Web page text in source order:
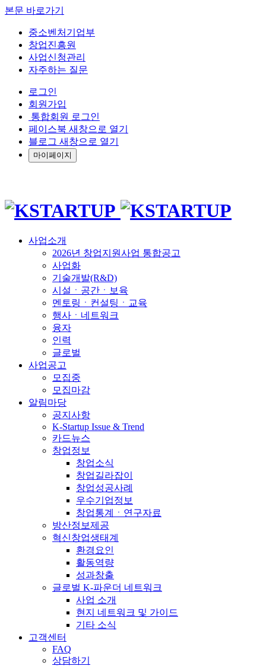
본문 바로가기
중소벤처기업부
창업진흥원
사업신청관리
자주하는 질문
로그인
회원가입
통합회원 로그인
페이스북 새창으로 열기
블로그 새창으로 열기
마이페이지
사업소개
2026년 창업지원사업 통합공고
사업화
기술개발(R&D)
시설ㆍ공간ㆍ보육
멘토링ㆍ컨설팅ㆍ교육
행사ㆍ네트워크
융자
인력
글로벌
사업공고
모집중
모집마감
알림마당
공지사항
K-Startup Issue & Trend
카드뉴스
창업정보
창업소식
창업길라잡이
창업성공사례
우수기업정보
창업통계ㆍ연구자료
방산정보제공
혁신창업생태계
환경요인
활동역량
성과창출
글로벌 K-파운더 네트워크
사업 소개
현지 네트워크 및 가이드
기타 소식
고객센터
FAQ
상담하기